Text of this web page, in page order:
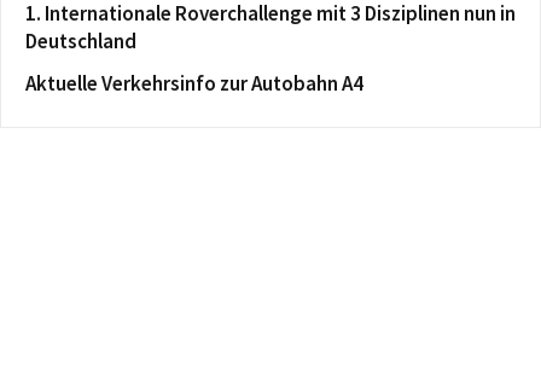
1. Internationale Roverchallenge mit 3 Disziplinen nun in
Deutschland
Aktuelle Verkehrsinfo zur Autobahn A4